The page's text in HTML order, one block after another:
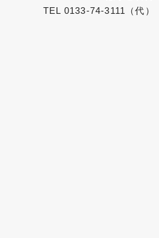
TEL 0133-74-3111 （代）